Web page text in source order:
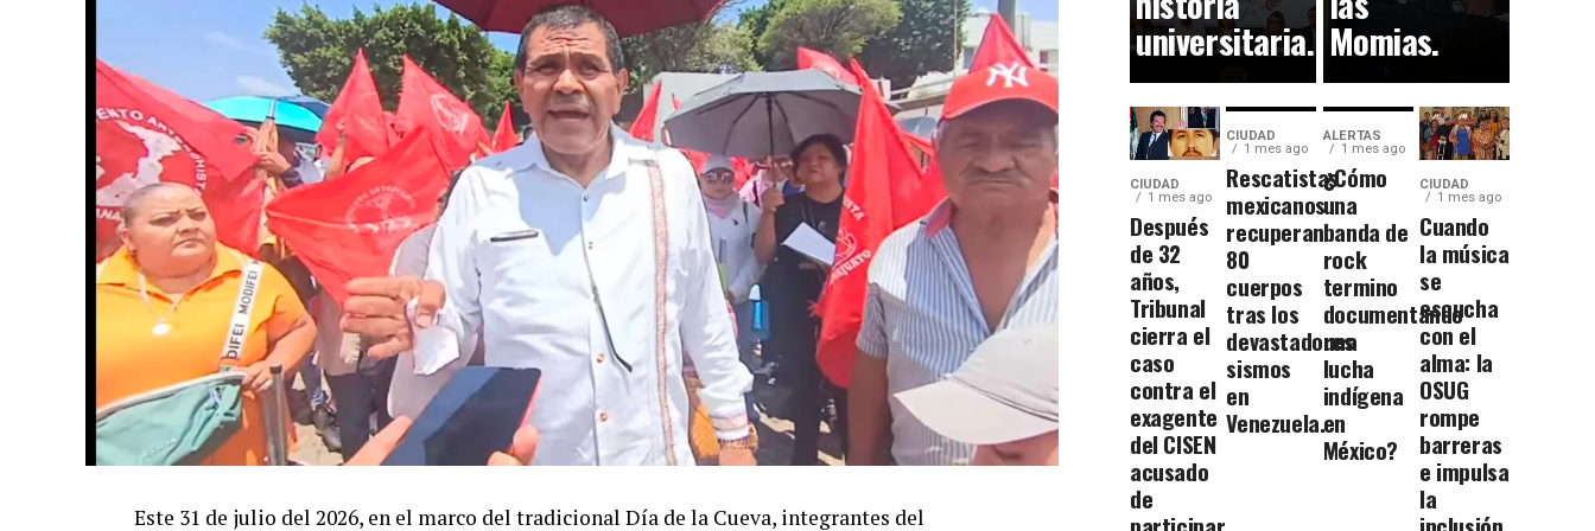
Este 31 de julio del 2026, en el marco del tradicional Día de la Cueva, integrantes del
universitaria. Momias.
CIUDAD
1 mes ago
Después
de 32
años,
Tribunal
cierra el
caso
contra el
exagente
del CISEN
acusado
de
CIUDAD
1 mes ago
Rescatistas
mexicanos
recuperan
80
cuerpos
tras los
devastadores
sismos
en
Venezuela.
ALERTAS
1 mes ago
¿Cómo
una
banda de
rock
termino
documentando
una
lucha
indígena
en
México?
CIUDAD
1 mes ago
Cuando
la música
se
escucha
con el
alma: la
OSUG
rompe
barreras
e impulsa
la